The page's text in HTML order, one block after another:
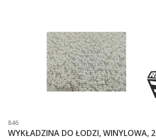
Kod produktu
846
WYKŁADZINA DO ŁODZI, WINYLOWA,